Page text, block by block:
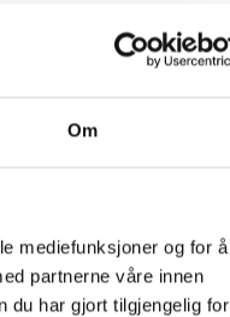
Om
mediefunksjoner og for å
partnerne våre innen
du har gjort tilgjengelig for